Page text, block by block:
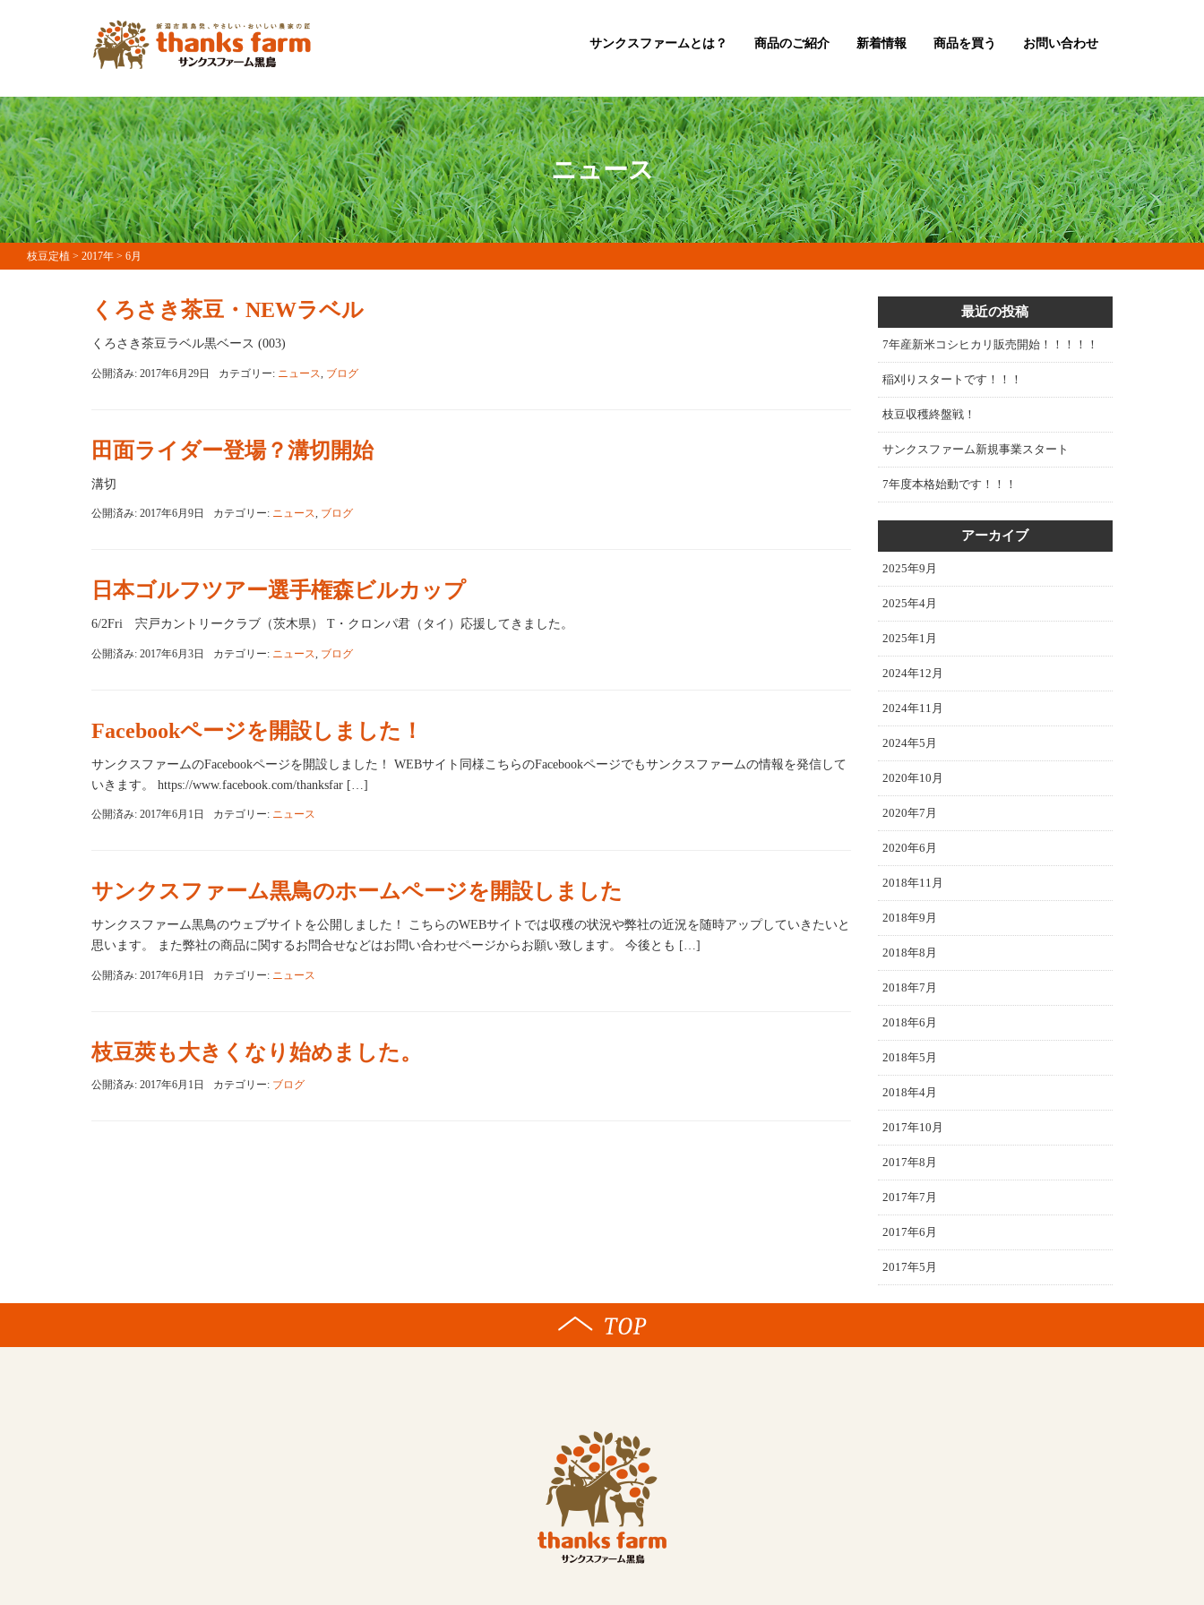
サンクスファームとは？ 商品のご紹介 新着情報 商品を買う お問い合わせ
ニュース
枝豆定植 > 2017年 > 6月
くろさき茶豆・NEWラベル
くろさき茶豆ラベル黒ベース (003)
公開済み: 2017年6月29日 カテゴリー: ニュース ブログ
田面ライダー登場？溝切開始
溝切
公開済み: 2017年6月9日 カテゴリー: ニュース, ブログ
日本ゴルフツアー選手権森ビルカップ
6/2Fri 宍戸カントリークラブ（茨木県） T・クロンパ君（タイ）応援してきました。
公開済み: 2017年6月3日 カテゴリー: ニュース ブログ
Facebookページを開設しました！
サンクスファームのFacebookページを開設しました！ WEBサイト同様こちらのFacebookページでもサンクスファームの情報を発信して
いきます。 https://www.facebook.com/thanksfar […]
公開済み: 2017年6月1日 カテゴリー: ニュース
サンクスファーム黒鳥のホームページを開設しました
サンクスファーム黒鳥のウェブサイトを公開しました！ こちらのWEBサイトでは収穫の状況や弊社の近況を随時アップしていきたいと
思います。 また弊社の商品に関するお問合せなどはお問い合わせページからお願い致します。 今後とも […]
公開済み: 2017年6月1日 カテゴリー: ニュース
枝豆莢も大きくなり始めました。
公開済み: 2017年6月1日 カテゴリー: ブログ
最近の投稿
7年産新米コシヒカリ販売開始！！！！！
稲刈りスタートです！！！
枝豆収穫終盤戦！
サンクスファーム新規事業スタート
7年度本格始動です！！！
アーカイブ
2025年9月
2025年4月
2025年1月
2024年12月
2024年11月
2024年5月
2020年10月
2020年7月
2020年6月
2018年11月
2018年9月
2018年8月
2018年7月
2018年6月
2018年5月
2018年4月
2017年10月
2017年8月
2017年7月
2017年6月
2017年5月